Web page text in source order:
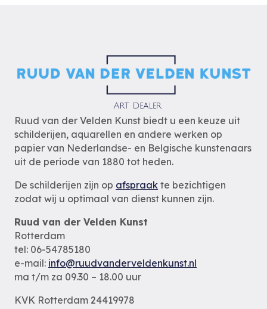
Ruud van der Velden Kunst biedt u een keuze uit
schilderijen, aquarellen en andere werken op
papier van Nederlandse- en Belgische kunstenaars
uit de periode van 1880 tot heden.
De schilderijen zijn op afspraak te bezichtigen
zodat wij u optimaal van dienst kunnen zijn.
Ruud van der Velden Kunst
Rotterdam
tel: 06-54785180
e-mail: info@ruudvanderveldenkunst.nl
ma t/m za 09.30 – 18.00 uur
KVK Rotterdam 24419978